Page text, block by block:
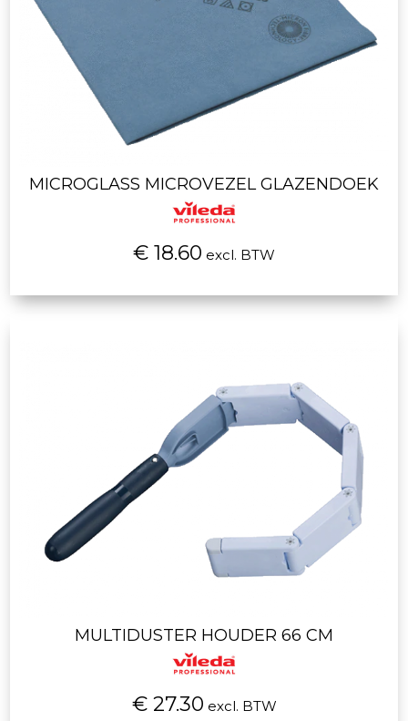
MICROGLASS MICROVEZEL GLAZENDOEK
€ 18.60 excl. BTW
MULTIDUSTER HOUDER 66 CM
€ 27.30 excl. BTW